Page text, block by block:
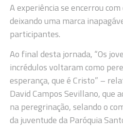
A experiência se encerrou
deixando uma marca
participantes.
Ao final desta jornada, “Os
incrédulos voltaram como
esperança, que é Cristo” –
David Campos Sevillano, que
na peregrinação, selando o
da juventude da Paróquia